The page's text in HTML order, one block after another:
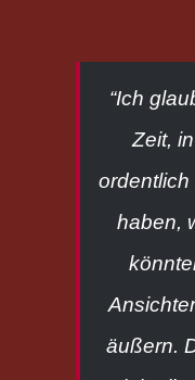
“Ich
Zeit,
haben,
äußern.